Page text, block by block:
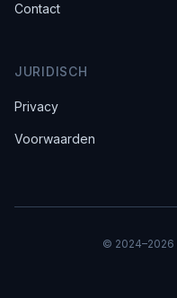
Contact
JURIDISCH
Privacy
Voorwaarden
© 2024–2026